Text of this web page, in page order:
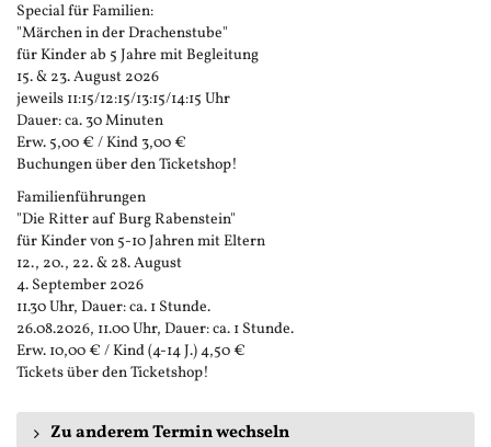
Special für Familien:
"Märchen in der Drachenstube"
für Kinder ab 5 Jahre mit Begleitung
15. & 23. August 2026
jeweils 11:15/12:15/13:15/14:15 Uhr
Dauer: ca. 30 Minuten
Erw. 5,00 € / Kind 3,00 €
Buchungen über den Ticketshop!
Familienführungen
"Die Ritter auf Burg Rabenstein"
für Kinder von 5-10 Jahren mit Eltern
12., 20., 22. & 28. August
4. September 2026
11.30 Uhr, Dauer: ca. 1 Stunde.
26.08.2026, 11.00 Uhr, Dauer: ca. 1 Stunde.
Erw. 10,00 € / Kind (4-14 J.) 4,50 €
Tickets über den Ticketshop!
Zu anderem Termin wechseln